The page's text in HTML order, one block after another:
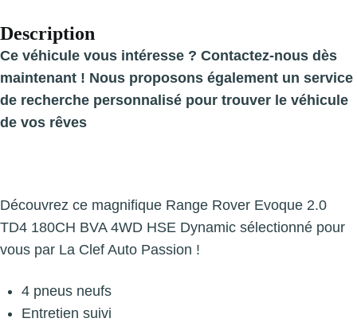
Description
Ce véhicule vous intéresse ? Contactez-nous dès
maintenant ! Nous proposons également un service
de recherche personnalisé pour trouver le véhicule
de vos rêves
Découvrez ce magnifique Range Rover Evoque 2.0
TD4 180CH BVA 4WD HSE Dynamic sélectionné pour
vous par La Clef Auto Passion !
4 pneus neufs
Entretien suivi